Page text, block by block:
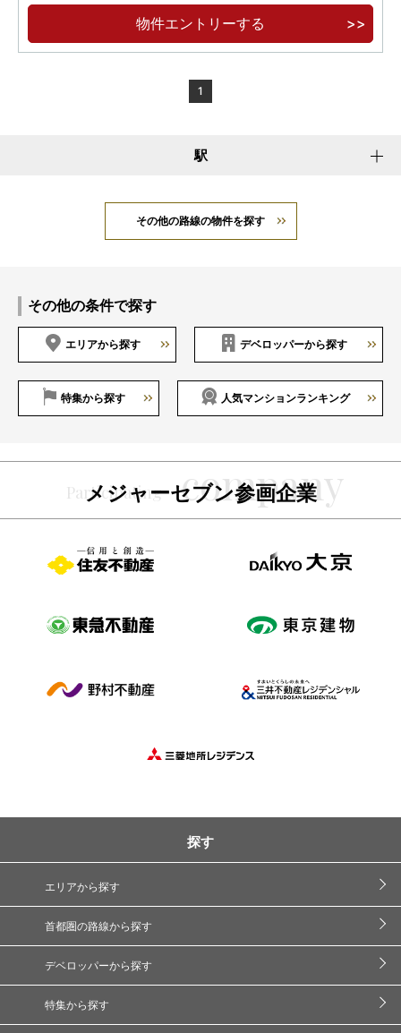
「横浜」駅まで1駅1分｜「品川」駅、「東京」
駅まで直通｜平均専有面積70㎡超のゆとりある暮
らし
コンセプトルーム案内会開催中
物件エントリーする
1
駅
その他の路線の物件を探す
その他の条件で探す
エリアから探す デベロッパーから探す
特集から探す 人気マンションランキング
メジャーセブン参画企業
探す
エリアから探す
首都圏の路線から探す
デベロッパーから探す
特集から探す